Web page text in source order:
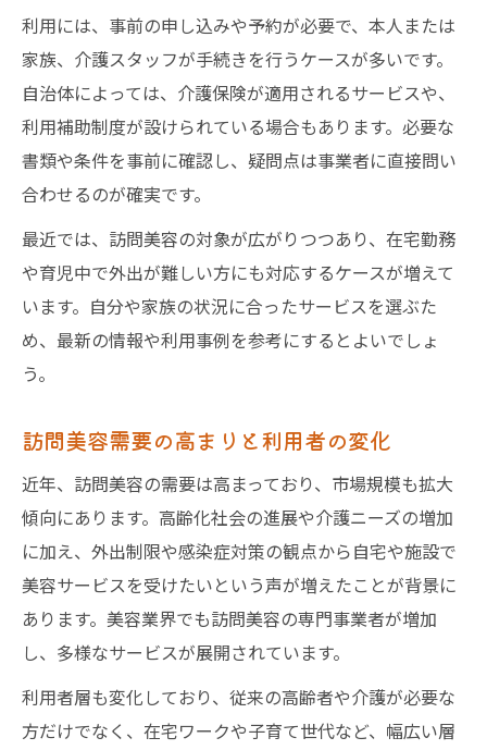
利用には、事前の申し込みや予約が必要で、本人または
家族、介護スタッフが手続きを行うケースが多いです。
自治体によっては、介護保険が適用されるサービスや、
利用補助制度が設けられている場合もあります。必要な
書類や条件を事前に確認し、疑問点は事業者に直接問い
合わせるのが確実です。
最近では、訪問美容の対象が広がりつつあり、在宅勤務
や育児中で外出が難しい方にも対応するケースが増えて
います。自分や家族の状況に合ったサービスを選ぶた
め、最新の情報や利用事例を参考にするとよいでしょ
う。
訪問美容需要の高まりと利用者の変化
近年、訪問美容の需要は高まっており、市場規模も拡大
傾向にあります。高齢化社会の進展や介護ニーズの増加
に加え、外出制限や感染症対策の観点から自宅や施設で
美容サービスを受けたいという声が増えたことが背景に
あります。美容業界でも訪問美容の専門事業者が増加
し、多様なサービスが展開されています。
利用者層も変化しており、従来の高齢者や介護が必要な
方だけでなく、在宅ワークや子育て世代など、幅広い層